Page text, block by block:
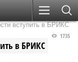
вступить в БРИКС
в БРИКС
1735